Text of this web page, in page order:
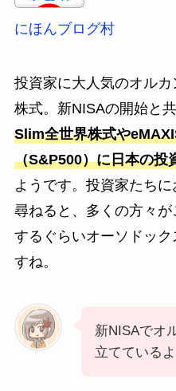
にほんブログ村
投資家に大人気のオル
株式。新NISAの開始と
Slim全世界株式や
（S&P500）に日本の投
ようです。投資家たち
尋ねると、多くの方々
するぐらいオーソドッ
すね。
新NISAでオ
立てているよ